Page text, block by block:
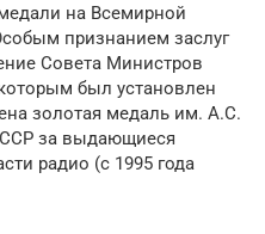
на Всемирной
признанием заслуг
Совета Министров
был установлен
золотая медаль им. А.С.
за выдающиеся
радио (с 1995 года